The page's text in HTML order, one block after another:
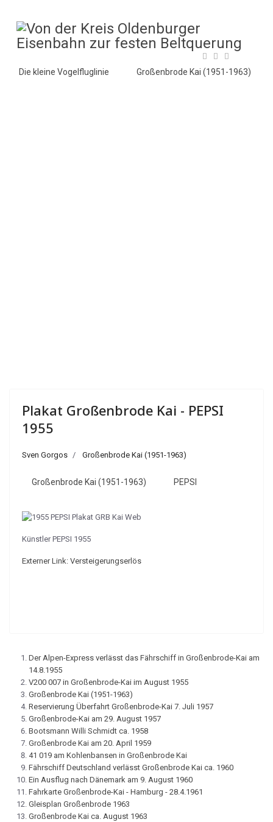
Die kleine Vogelfluglinie Großenbrode Kai (1951-1963)
Plakat Großenbrode Kai - PEPSI
1955
Sven Gorgos Großenbrode Kai (1951-1963)
Großenbrode Kai (1951-1963) PEPSI
Künstler PEPSI 1955
Externer Link: Versteigerungserlös
Der Alpen-Express verlässt das Fährschiff in Großenbrode-Kai am
14.8.1955
V200 007 in Großenbrode-Kai im August 1955
Großenbrode Kai (1951-1963)
Reservierung Überfahrt Großenbrode-Kai 7. Juli 1957
Großenbrode-Kai am 29. August 1957
Bootsmann Willi Schmidt ca. 1958
Großenbrode Kai am 20. April 1959
41 019 am Kohlenbansen in Großenbrode Kai
Fährschiff Deutschland verlässt Großenbrode Kai ca. 1960
Ein Ausflug nach Dänemark am 9. August 1960
Fahrkarte Großenbrode-Kai - Hamburg - 28.4.1961
Gleisplan Großenbrode 1963
Großenbrode Kai ca. August 1963